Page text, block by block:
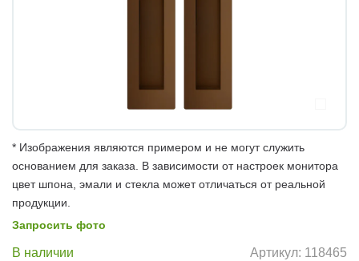
* Изображения являются примером и не могут служить
основанием для заказа. В зависимости от настроек монитора
цвет шпона, эмали и стекла может отличаться от реальной
продукции.
Запросить фото
В наличии Артикул: 118465